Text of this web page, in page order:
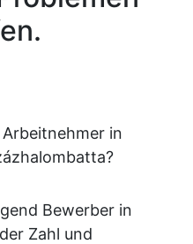
Arbeitnehmer in
Bewerber in
Zahl und